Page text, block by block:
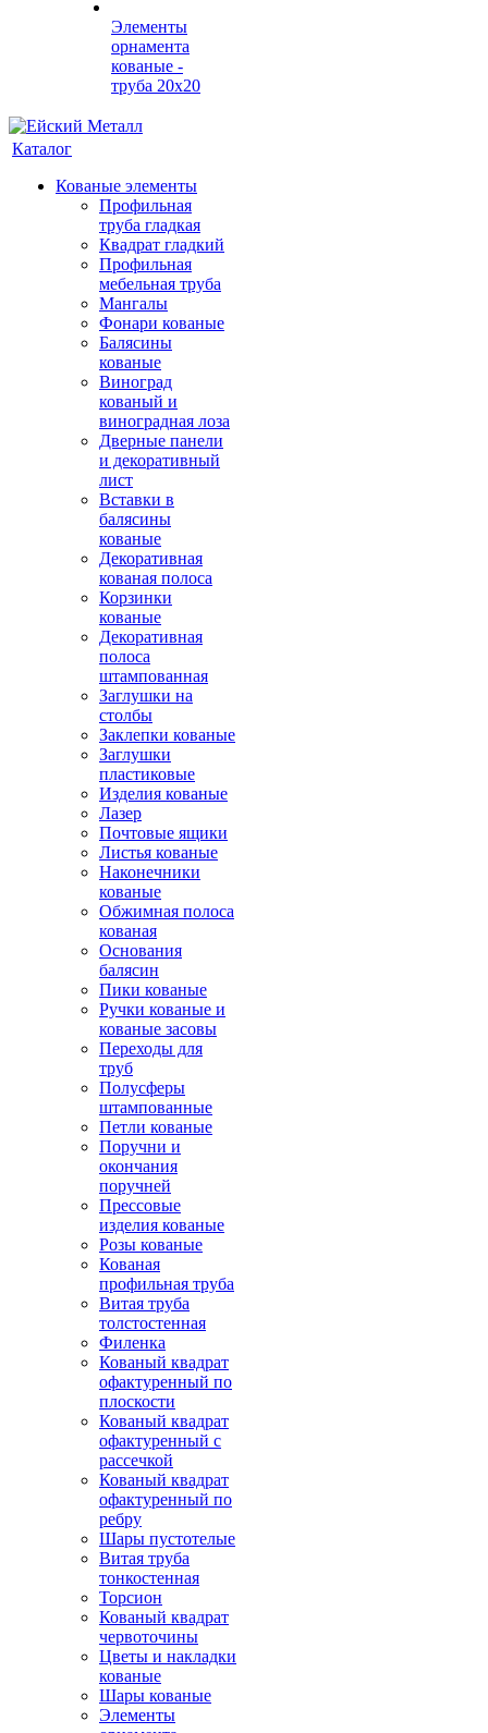
Элементы
орнамента
кованые -
труба 20х20
Каталог
Кованые элементы
Профильная
труба гладкая
Квадрат гладкий
Профильная
мебельная труба
Мангалы
Фонари кованые
Балясины
кованые
Виноград
кованый и
виноградная лоза
Дверные панели
и декоративный
лист
Вставки в
балясины
кованые
Декоративная
кованая полоса
Корзинки
кованые
Декоративная
полоса
штампованная
Заглушки на
столбы
Заклепки кованые
Заглушки
пластиковые
Изделия кованые
Лазер
Почтовые ящики
Листья кованые
Наконечники
кованые
Обжимная полоса
кованая
Основания
балясин
Пики кованые
Ручки кованые и
кованые засовы
Переходы для
труб
Полусферы
штампованные
Петли кованые
Поручни и
окончания
поручней
Прессовые
изделия кованые
Розы кованые
Кованая
профильная труба
Витая труба
толстостенная
Филенка
Кованый квадрат
офактуренный по
плоскости
Кованый квадрат
офактуренный с
рассечкой
Кованый квадрат
офактуренный по
ребру
Шары пустотелые
Витая труба
тонкостенная
Торсион
Кованый квадрат
червоточины
Цветы и накладки
кованые
Шары кованые
Элементы